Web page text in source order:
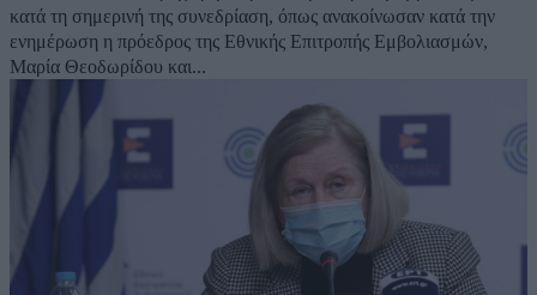
κατά τη σημερινή της συνεδρίαση, όπως ανακοίνωσαν κατά την
ενημέρωση η πρόεδρος της Εθνικής Επιτροπής Εμβολιασμών,
Μαρία Θεοδωρίδου και...